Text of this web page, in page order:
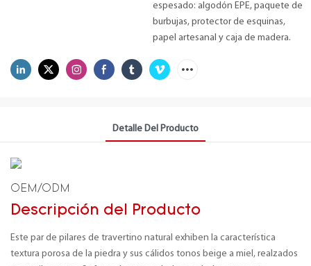
espesado: algodón EPE, paquete de
burbujas, protector de esquinas,
papel artesanal y caja de madera.
Detalle Del Producto
OEM/ODM
Descripción del Producto
Este par de pilares de travertino natural exhiben la característica
textura porosa de la piedra y sus cálidos tonos beige a miel, realzados